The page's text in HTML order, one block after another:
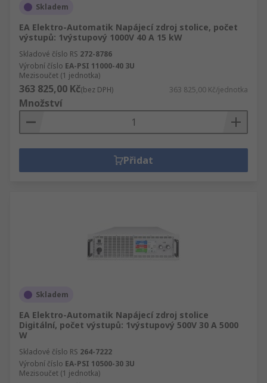
Skladem
EA Elektro-Automatik Napájecí zdroj stolice, počet
výstupů: 1výstupový 1000V 40 A 15 kW
Skladové číslo RS 272-8786
Výrobní číslo EA-PSI 11000-40 3U
Mezisoučet (1 jednotka)
363 825,00 Kč(bez DPH) 363 825,00 Kč/jednotka
Množství
Přidat
Skladem
EA Elektro-Automatik Napájecí zdroj stolice
Digitální, počet výstupů: 1výstupový 500V 30 A 5000
W
Skladové číslo RS 264-7222
Výrobní číslo EA-PSI 10500-30 3U
Mezisoučet (1 jednotka)